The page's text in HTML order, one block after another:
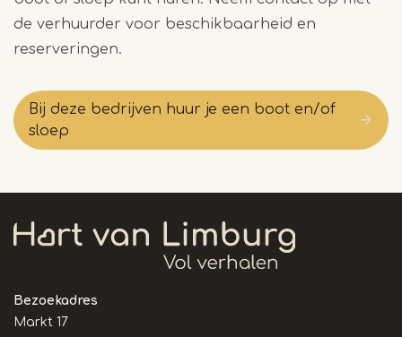
de verhuurder voor beschikbaarheid en
reserveringen.
Bij deze bedrijven huur je een boot en/of
sloep
Bezoekadres
Markt 17